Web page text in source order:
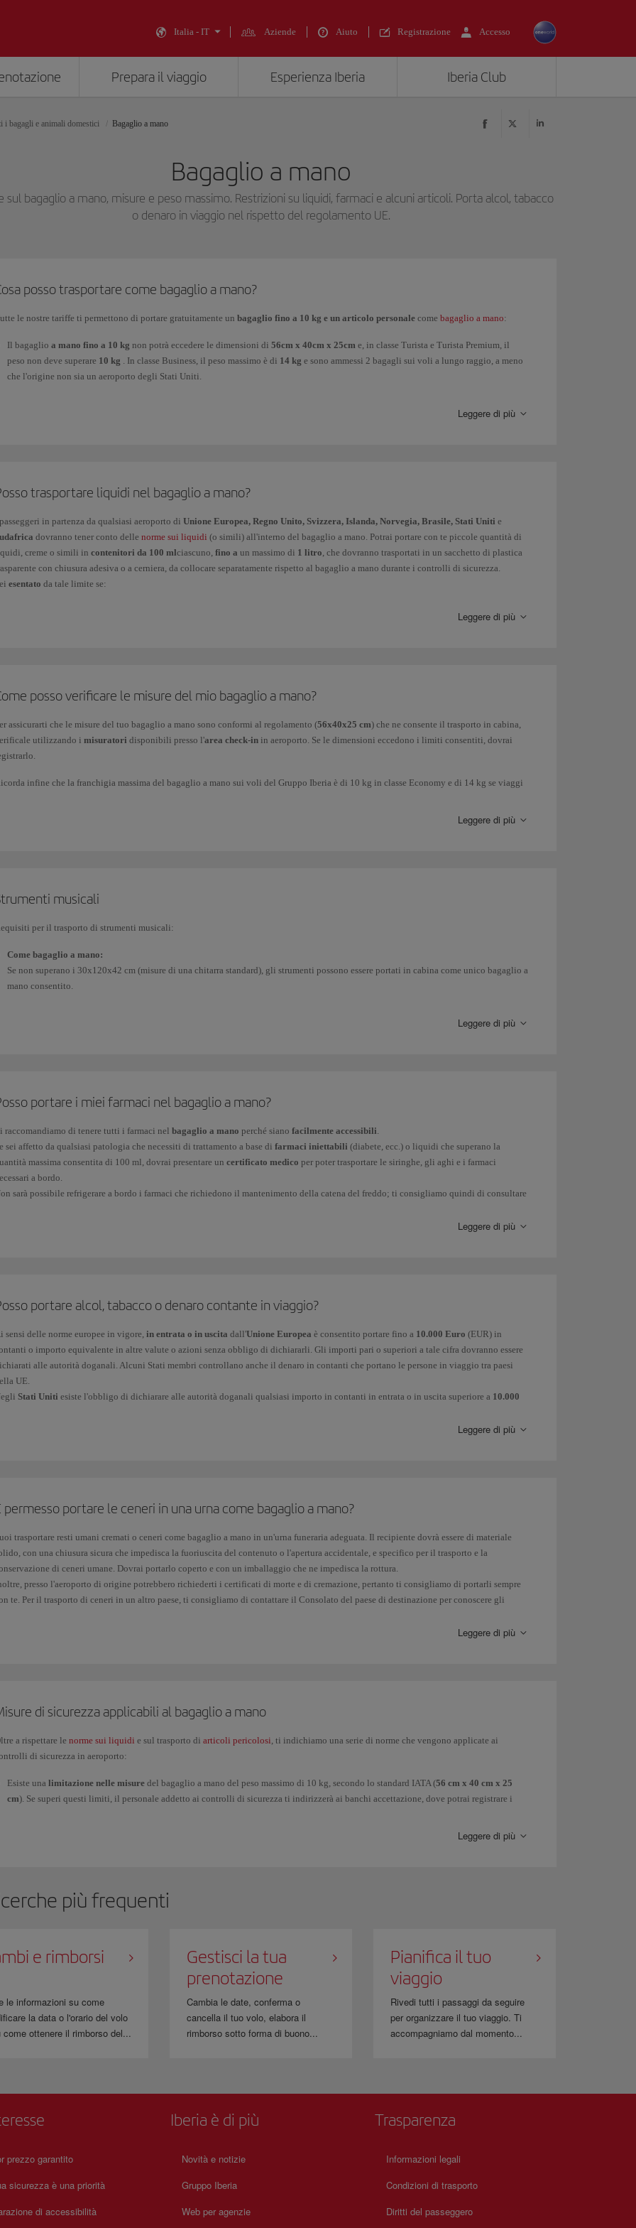
Italia - IT Aziende Aiuto Registrazione Accesso
Prepara il viaggio Esperienza Iberia Iberia Club
i bagagli e animali domestici Bagaglio a mano
Bagaglio a mano
sul bagaglio a mano, misure e peso massimo. Restrizioni su liquidi, farmaci e alcuni articoli. Porta alcol, tabacco
o denaro in viaggio nel rispetto del regolamento UE.
posso trasportare come bagaglio a mano?
le nostre tariffe ti permettono di portare gratuitamente un bagaglio fino a 10 kg e un articolo personale come bagaglio a mano:
Il bagaglio a mano fino a 10 kg non potrà eccedere le dimensioni di 56cm x 40cm x 25cm e, in classe Turista e Turista Premium, il
peso non deve superare 10 kg . In classe Business, il peso massimo è di 14 kg e sono ammessi 2 bagagli sui voli a lungo raggio, a meno
che l'origine non sia un aeroporto degli Stati Uniti.
o le lamette usa e getta sono ammessi in cabina, purché siano inseriti nella propria custodia.
quali sono glioggetti pericolosiche per le loro caratteristiche chimiche o per forma non sono ammessi a bordo.
: Se devi trasportare più di 100 ml di farmaci liquidi o aghi ipodermici nel bagaglio a mano, dovrai portare con te un certificato del
medico e mostrarlo ai controlli di sicurezza.
Leggere di più
trasportare liquidi nel bagaglio a mano?
in partenza da qualsiasi aeroporto di Unione Europea, Regno Unito, Svizzera, Islanda, Norvegia, Brasile, Stati Uniti e
dovranno tener conto delle norme sui liquidi (o simili) all'interno del bagaglio a mano. Potrai portare con te piccole quantità di
creme o simili in contenitori da 100 mlciascuno, fino a un massimo di 1 litro, che dovranno trasportati in un sacchetto di plastica
con chiusura adesiva o a cerniera, da collocare separatamente rispetto al bagaglio a mano durante i controlli di sicurezza.
esentato da tale limite se:
Queste restrizioni non si applicano ai liquidi trasportati nella stiva dell'aereo comebagaglio registrato
, anche se ti raccomandiamo di non
portare oggetti fragili o di vetro per evitare incidenti (gli articoli deperibili o fragili vengono trasportati sotto la responsabilità del cliente).
Leggere di più
posso verificare le misure del mio bagaglio a mano?
assicurarti che le misure del tuo bagaglio a mano sono conformi al regolamento (56x40x25 cm) che ne consente il trasporto in cabina,
utilizzando i misuratori disponibili presso l'area check-in in aeroporto. Se le dimensioni eccedono i limiti consentiti, dovrai
infine che la franchigia massima del bagaglio a mano sui voli del Gruppo Iberia è di 10 kg in classe Economy e di 14 kg se viaggi
Leggere di più
musicali
per il trasporto di strumenti musicali:
Come bagaglio a mano:
Se non superano i 30x120x42 cm (misure di una chitarra standard), gli strumenti possono essere portati in cabina come unico bagaglio a
mano consentito.
centro prenotazionidi Iberia per
Per conoscere le condizioni e gli oneri aggiuntivi per la registrazione di uno strumento musicale prendi visione delle informazioni sui
bagagli speciali
Leggere di più
portare i miei farmaci nel bagaglio a mano?
raccomandiamo di tenere tutti i farmaci nel bagaglio a mano perché siano facilmente accessibili.
sei affetto da qualsiasi patologia che necessiti di trattamento a base di farmaci iniettabili (diabete, ecc.) o liquidi che superano la
massima consentita di 100 ml, dovrai presentare un certificato medico per poter trasportare le siringhe, gli aghi e i farmaci
a bordo.
sarà possibile refrigerare a bordo i farmaci che richiedono il mantenimento della catena del freddo; ti consigliamo quindi di consultare
Ricorda che i servizi di sicurezza degli aeroporti sono al di fuori del nostro controllo, pertanto dovrai predisporre con il tuo medico una
Leggere di più
portare alcol, tabacco o denaro contante in viaggio?
sensi delle norme europee in vigore, in entrata o in uscita dall'Unione Europea è consentito portare fino a 10.000 Euro (EUR) in
o importo equivalente in altre valute o azioni senza obbligo di dichiararli. Gli importi pari o superiori a tale cifra dovranno essere
alle autorità doganali. Alcuni Stati membri controllano anche il denaro in contanti che portano le persone in viaggio tra paesi
UE.
Stati Uniti esiste l'obbligo di dichiarare alle autorità doganali qualsiasi importo in contanti in entrata o in uscita superiore a 10.000
portare altri prodotti fino a un valore di 430 euro a persona se viaggi in aereo. Alcuni paesi dell'UE applicano un limite più basso
Leggere di più
permesso portare le ceneri in una urna come bagaglio a mano?
trasportare resti umani cremati o ceneri come bagaglio a mano in un'urna funeraria adeguata. Il recipiente dovrà essere di materiale
con una chiusura sicura che impedisca la fuoriuscita del contenuto o l'apertura accidentale, e specifico per il trasporto e la
di ceneri umane. Dovrai portarlo coperto e con un imballaggio che ne impedisca la rottura.
presso l'aeroporto di origine potrebbero richiederti i certificati di morte e di cremazione, pertanto ti consigliamo di portarli sempre
te. Per il trasporto di ceneri in un altro paese, ti consigliamo di contattare il Consolato del paese di destinazione per conoscere gli
Leggere di più
di sicurezza applicabili al bagaglio a mano
a rispettare le norme sui liquidi e sul trasporto di articoli pericolosi, ti indichiamo una serie di norme che vengono applicate ai
di sicurezza in aeroporto:
Esiste una limitazione nelle misure del bagaglio a mano del peso massimo di 10 kg, secondo lo standard IATA (56 cm x 40 cm x 25
cm). Se superi questi limiti, il personale addetto ai controlli di sicurezza ti indirizzerà ai banchi accettazione, dove potrai registrare i
rispetto al
, sempre separatamente rispetto al resto del bagaglio a mano.
Stati Uniti, Repubblica Dominicana e Costa Rica
Leggere di più
più frequenti
e rimborsi
le informazioni su come
la data o l'orario del volo
come ottenere il rimborso del...
Gestisci la tua
prenotazione
Cambia le date, conferma o
cancella il tuo volo, elabora il
rimborso sotto forma di buono...
Pianifica il tuo
viaggio
Rivedi tutti i passaggi da seguire
per organizzare il tuo viaggio. Ti
accompagniamo dal momento...
prezzo garantito
sicurezza è una priorità
di accessibilità
Iberia è di più
Novità e notizie
Gruppo Iberia
Web per agenzie
Trasparenza
Informazioni legali
Condizioni di trasporto
Diritti del passeggero